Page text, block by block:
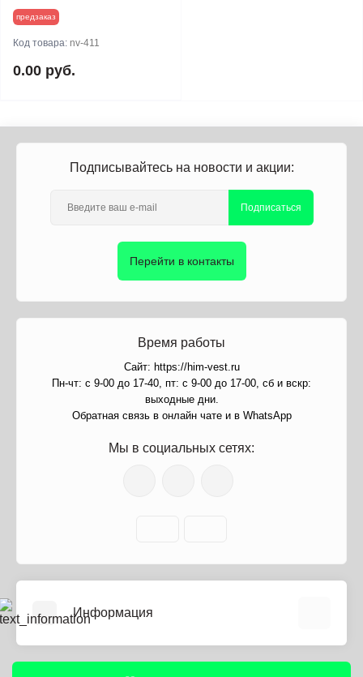
предзаказ
Код товара: nv-411
0.00 руб.
Подписывайтесь на новости и акции:
Подписаться
Перейти в контакты
Время работы
Сайт: https://him-vest.ru
Пн-чт: с 9-00 до 17-40, пт: с 9-00 до 17-00, сб и вскр:
выходные дни.
Обратная связь в онлайн чате и в WhatsApp
Мы в социальных сетях:
Информация